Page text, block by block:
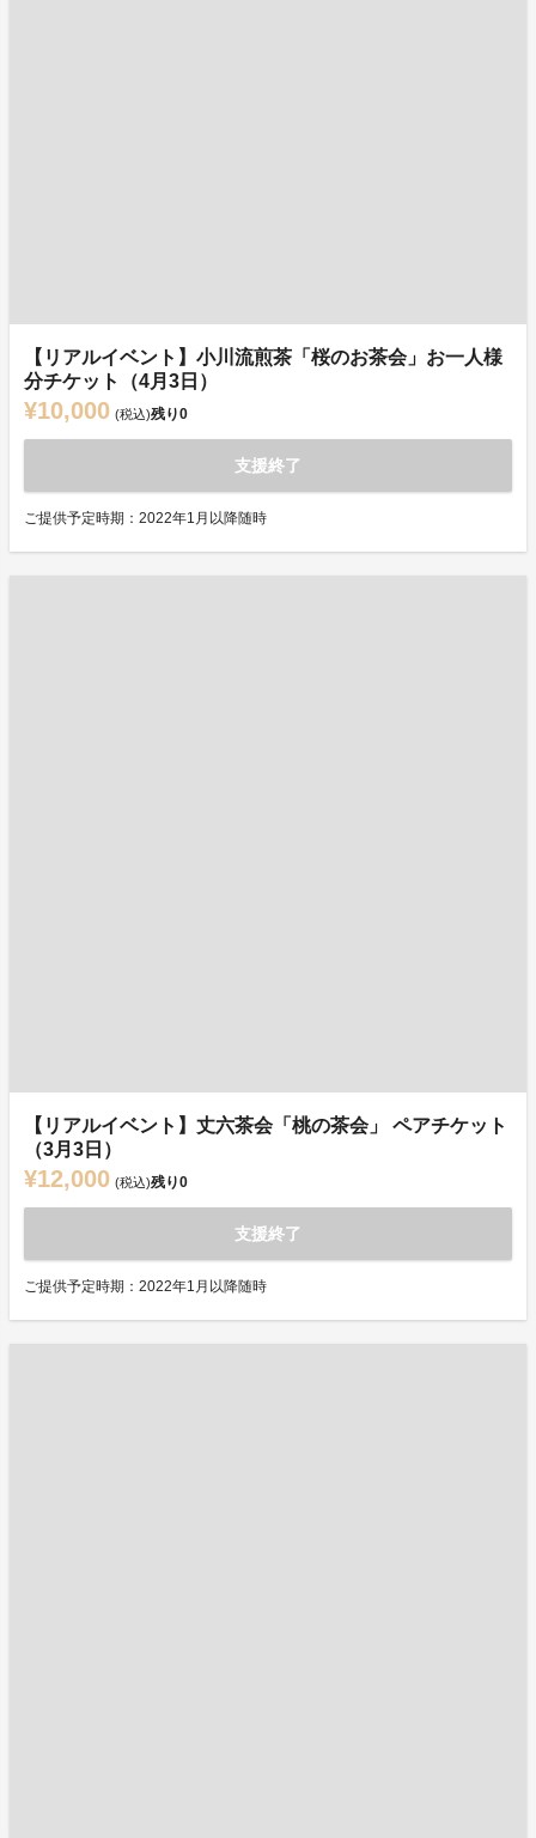
【リアルイベント】小川流煎茶「桜のお茶会」お一人様
分チケット（4月3日）
¥10,000 (税込)残り0
支援終了
ご提供予定時期：2022年1月以降随時
【リアルイベント】丈六茶会「桃の茶会」 ペアチケット
（3月3日）
¥12,000 (税込)残り0
支援終了
ご提供予定時期：2022年1月以降随時